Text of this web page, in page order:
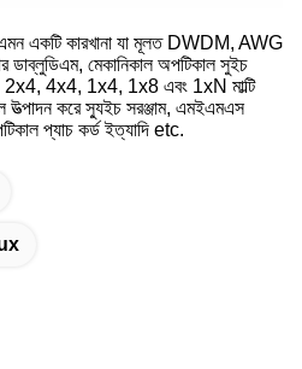
একটি কারখানা যা মূলত DWDM, AWG
মেকানিকাল অপটিকাল সুইচ
4x4, 1x4, 1x8 এবং 1xN মাল্টি
উত্পাদন করে স্যুইচ সরঞ্জাম, এমইএমএস
প্যাচ কর্ড ইত্যাদি etc.